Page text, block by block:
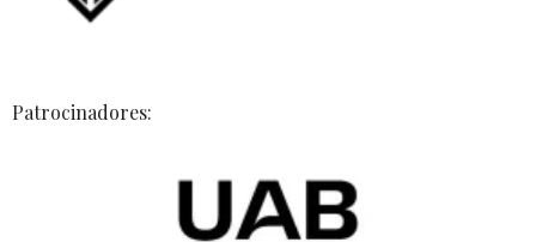
Patrocinadores: